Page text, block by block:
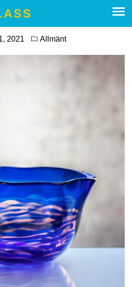
2021 Allmänt